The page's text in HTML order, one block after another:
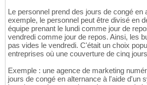
Le personnel prend des jours de congé en
exemple, le personnel peut être divisé en
équipe prenant le lundi comme jour de
vendredi comme jour de repos. Ainsi, les
pas vides le vendredi. C'était un choix
entreprises où une couverture de cinq
Exemple : une agence de marketing
jours de congé en alternance à l'aide d'un